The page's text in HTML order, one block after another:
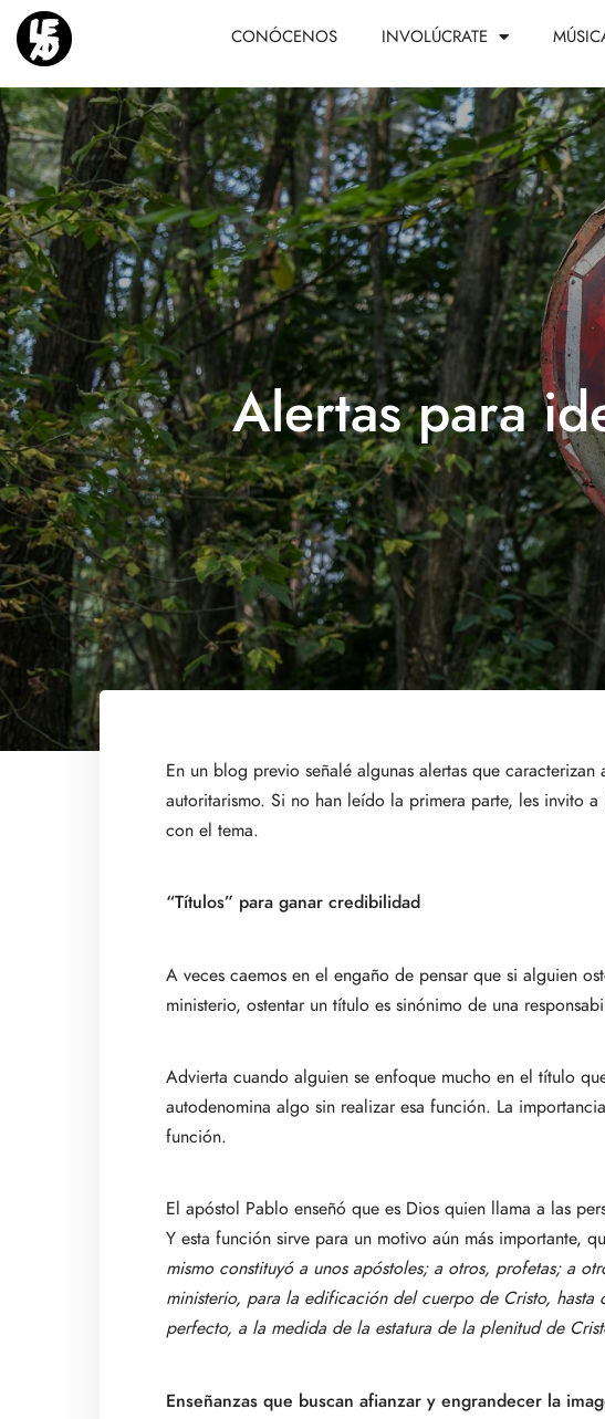
CONÓCENOS INVOLÚCRATE
Alertas para
En un blog previo señalé algunas alertas que
autoritarismo. Si no han leído la primera parte, les invito
con el tema.
“Títulos” para ganar credibilidad
A veces caemos en el engaño de pensar que si alguien
ministerio, ostentar un título es sinónimo de una
Advierta cuando alguien se enfoque mucho en el título
autodenomina algo sin realizar esa función. La
función.
El apóstol Pablo enseñó que es Dios quien llama a las
Y esta función sirve para un motivo aún más importante,
mismo constituyó a unos apóstoles; a otros, profetas; a
ministerio, para la edificación del cuerpo de Cristo,
perfecto, a la medida de la estatura de la plenitud de
Enseñanzas que buscan afianzar y engrandecer la